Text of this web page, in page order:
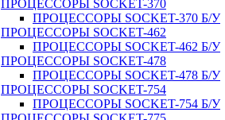
ПРОЦЕССОРЫ SOCKET-370
ПРОЦЕССОРЫ SOCKET-370 Б/У
ПРОЦЕССОРЫ SOCKET-462
ПРОЦЕССОРЫ SOCKET-462 Б/У
ПРОЦЕССОРЫ SOCKET-478
ПРОЦЕССОРЫ SOCKET-478 Б/У
ПРОЦЕССОРЫ SOCKET-754
ПРОЦЕССОРЫ SOCKET-754 Б/У